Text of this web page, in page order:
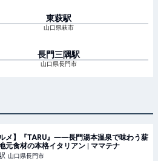
東萩駅
山口県萩市
長門三隅駅
山口県長門市
ルメ】『TARU』――長門湯本温泉で味わう薪
元食材の本格イタリアン | ママテナ
山口県長門市